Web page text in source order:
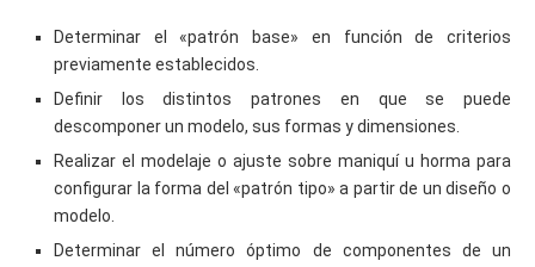
Determinar el «patrón base» en función de criterios
previamente establecidos.
Definir los distintos patrones en que se puede
descomponer un modelo, sus formas y dimensiones.
Realizar el modelaje o ajuste sobre maniquí u horma para
configurar la forma del «patrón tipo» a partir de un diseño o
modelo.
Determinar el número óptimo de componentes de un